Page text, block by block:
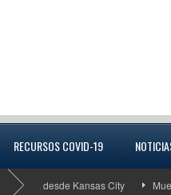
RECURSOS COVID-19
Kansas City Muere joven